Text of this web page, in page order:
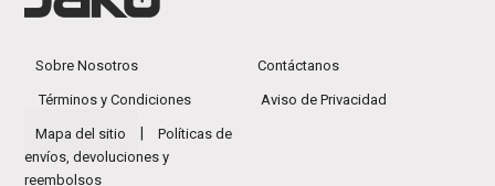
Sobre Nosotros Contáctanos
Términos y Condiciones Aviso de Privacidad
Mapa del sitio
Políticas de
envíos, devoluciones y
reembolsos